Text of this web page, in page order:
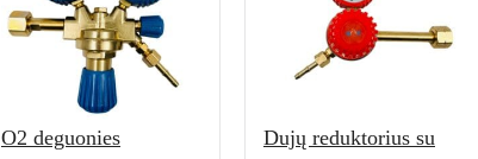
O2 deguonies
Dujų reduktorius su